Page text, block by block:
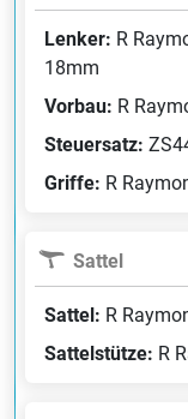
Lenker: R
18mm
Vorbau: R
Steuersatz:
Griffe: R
Sattel
Sattel: R
Sattelstütze: R